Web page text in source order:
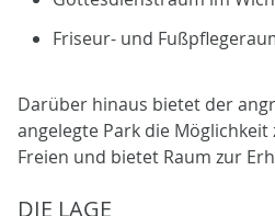
Friseur- und
Darüber hinaus bietet der
angelegte Park die Möglichkeit
Freien und bietet Raum zur
DIE LAGE